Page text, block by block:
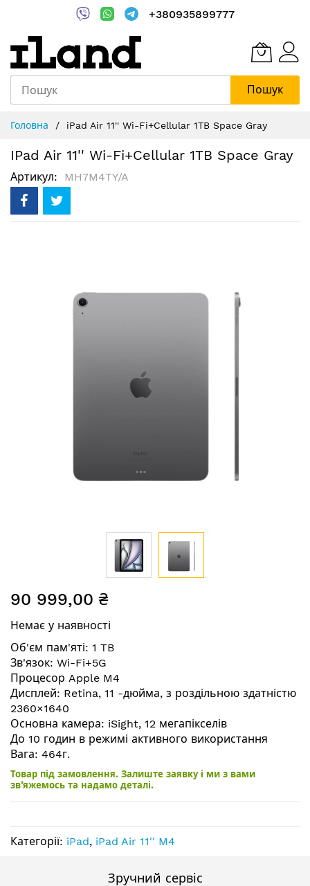
+380935899777
Пошук
Content
Головна iPad Air 11'' Wi-Fi+Cellular 1TB Space Gray
IPad Air 11'' Wi-Fi+Cellular 1TB Space Gray
Артикул MH7M4TY/A
до
галереї
зображень
90 999,00 ₴
Немає у наявності
Об'єм пам'яті: 1 TB
Зв'язок: Wi-Fi+5G
Процесор Apple M4
Дисплей: Retina, 11 -дюйма, з роздільною здатністю
2360×1640
Основна камера: iSight, 12 мегапікселів
До 10 годин в режимі активного використання
Вага: 464г.
Товар під замовлення. Залиште заявку і ми з вами
зв’яжемось та надамо деталі.
Категорії: iPad, iPad Air 11'' M4
Зручний сервіс